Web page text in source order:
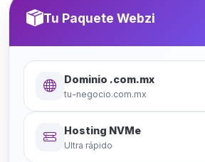
Tu Paquete Webzi
Dominio .com.mx
tu-negocio.com.mx
Hosting NVMe
Ultra rápido